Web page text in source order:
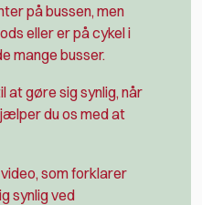
på bussen, men
eller er på cykel i
mange busser.
at gøre sig synlig, når
du os med at
som forklarer
synlig ved